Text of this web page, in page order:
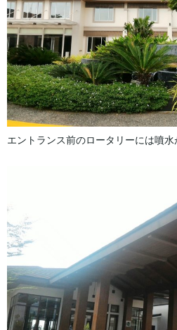
エントランス前のロータリーには噴水